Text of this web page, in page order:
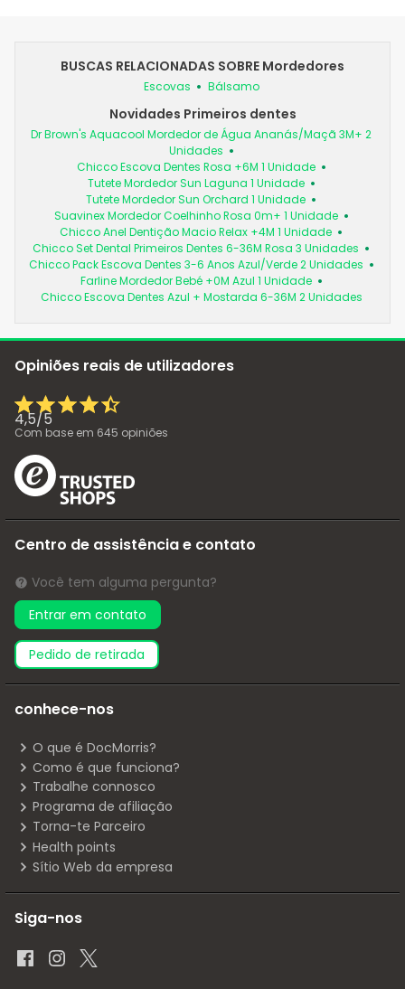
BUSCAS RELACIONADAS SOBRE Mordedores
Escovas Bálsamo
Novidades Primeiros dentes
Dr Brown's Aquacool Mordedor de Água Ananás/Maçã 3M+ 2
Unidades
Chicco Escova Dentes Rosa +6M 1 Unidade
Tutete Mordedor Sun Laguna 1 Unidade
Tutete Mordedor Sun Orchard 1 Unidade
Suavinex Mordedor Coelhinho Rosa 0m+ 1 Unidade
Chicco Anel Dentição Macio Relax +4M 1 Unidade
Chicco Set Dental Primeiros Dentes 6-36M Rosa 3 Unidades
Chicco Pack Escova Dentes 3-6 Anos Azul/Verde 2 Unidades
Farline Mordedor Bebé +0M Azul 1 Unidade
Chicco Escova Dentes Azul + Mostarda 6-36M 2 Unidades
Opiniões reais de utilizadores
4,5/5
Com base em 645 opiniões
Centro de assistência e contato
Você tem alguma pergunta?
Entrar em contato
pedido de retirada
conhece-nos
O que é DocMorris?
Como é que funciona?
Trabalhe connosco
Programa de afiliação
Torna-te Parceiro
Health points
Sítio Web da empresa
Siga-nos